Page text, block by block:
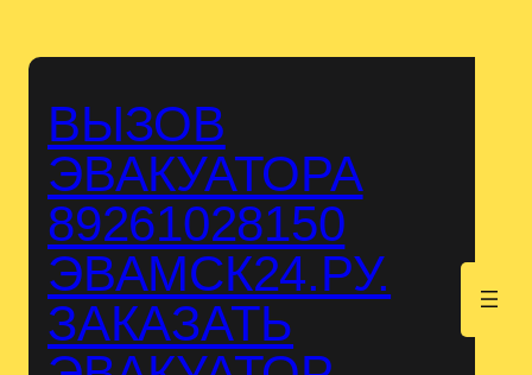
ВЫЗОВ
ЭВАКУАТОРА
89261028150
ЭВАМСК24.РУ.
ЗАКАЗАТЬ